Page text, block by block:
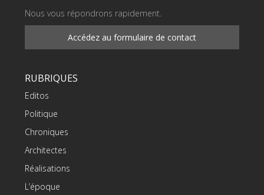
Nous vous répondrons rapidement.
Accédez au formulaire de contact
RUBRIQUES
Editos
Politique
Chroniques
Architectes
Réalisations
L’époque